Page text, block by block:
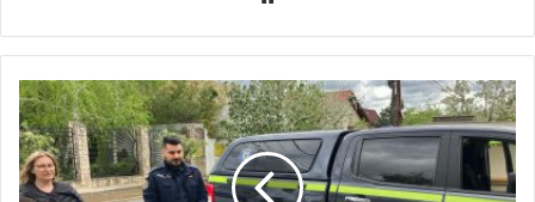
IMPORTANȚA
PROTEJĂRII
ANIMALELOR,
ÎN
ATENȚIA